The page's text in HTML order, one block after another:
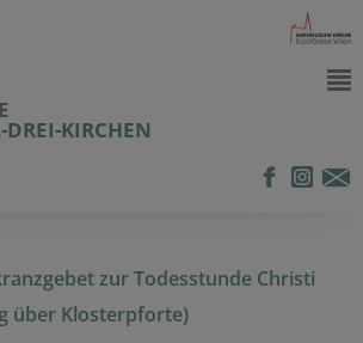
KIRCHEN
zur Todesstunde Christi
über Klosterpforte)